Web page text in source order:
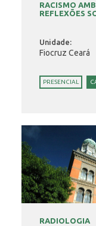
RACISMO
REFLEXÕES
Unidade:
Fiocruz Ceará
PRESENCIAL
RADIOLOGIA